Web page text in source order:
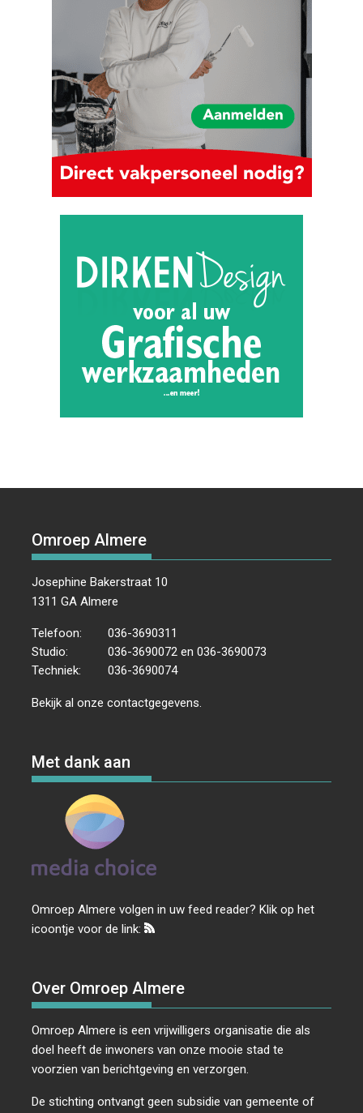
Omroep Almere
Josephine Bakerstraat 10
1311 GA Almere
Telefoon:
036-3690311
Studio:
036-3690072 en 036-3690073
Techniek:
036-3690074
Bekijk al onzecontactgegevens
Met dank aan
Omroep Almere volgen in uw feed reader? Klik op het
icoontje voor de link:
Over Omroep Almere
Omroep Almere is een vrijwilligers organisatie die als
doel heeft de inwoners van onze mooie stad te
voorzien van berichtgeving en verzorgen.
De stichting ontvangt geen subsidie van gemeente of